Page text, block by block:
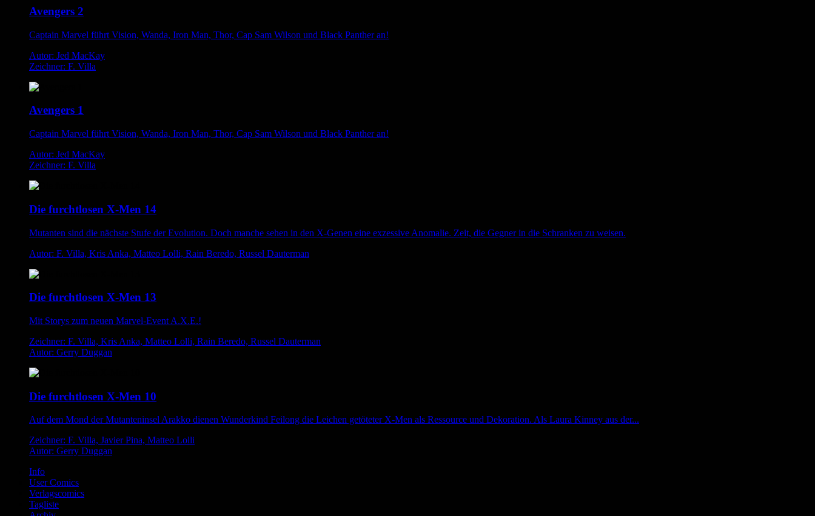
Avengers 2
Captain Marvel führt Vision, Wanda, Iron Man, Thor, Cap Sam Wilson und Black Panther an!
Autor: Jed MacKay
Zeichner: F. Villa
Avengers 1
Captain Marvel führt Vision, Wanda, Iron Man, Thor, Cap Sam Wilson und Black Panther an!
Autor: Jed MacKay
Zeichner: F. Villa
Die furchtlosen X-Men 14
Mutanten sind die nächste Stufe der Evolution. Doch manche sehen in den X-Genen eine exzessive Anomalie. Zeit, die Gegner in die Schranken zu weisen.
Autor: F. Villa, Kris Anka, Matteo Lolli, Rain Beredo, Russel Dauterman
Die furchtlosen X-Men 13
Mit Storys zum neuen Marvel-Event A.X.E.!
Zeichner: F. Villa, Kris Anka, Matteo Lolli, Rain Beredo, Russel Dauterman
Autor: Gerry Duggan
Die furchtlosen X-Men 10
Auf dem Mond der Mutanteninsel Arakko dienen Wunderkind Feilong die Leichen getöteter X-Men als Ressource und Dekoration. Als Laura Kinney aus der...
Zeichner: F. Villa, Javier Pina, Matteo Lolli
Autor: Gerry Duggan
Info
User Comics
Verlagscomics
Tagliste